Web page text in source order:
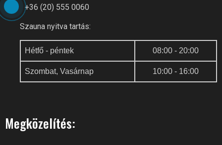
+36 (20) 555 0060
Szauna nyitva tartás:
Hétfő - péntek 08:00 - 20:00
Szombat, Vasárnap 10:00 - 16:00
Megközelítés: